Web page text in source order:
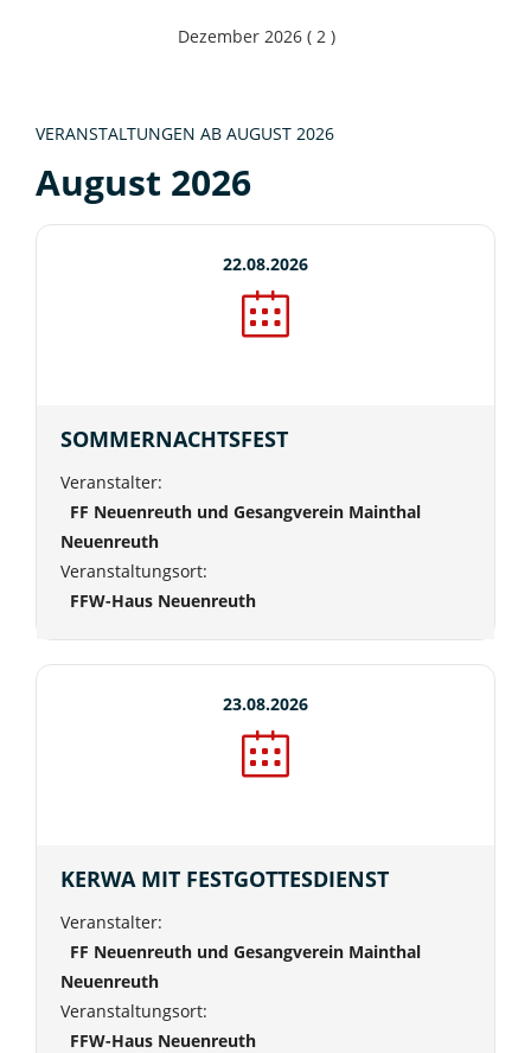
Dezember 2026 ( 2 )
VERANSTALTUNGEN AB AUGUST 2026
August 2026
22.08.2026
SOMMERNACHTSFEST
Veranstalter:
FF Neuenreuth und Gesangverein Mainthal
Neuenreuth
Veranstaltungsort:
FFW-Haus Neuenreuth
23.08.2026
KERWA MIT FESTGOTTESDIENST
Veranstalter:
FF Neuenreuth und Gesangverein Mainthal
Neuenreuth
Veranstaltungsort:
FFW-Haus Neuenreuth